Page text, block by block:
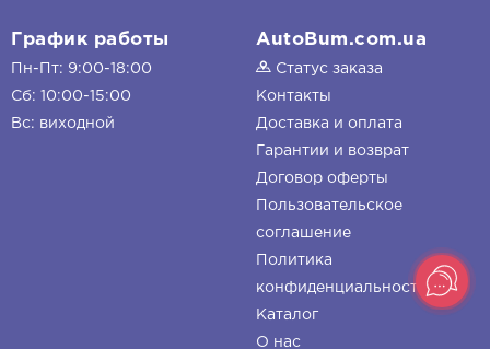
График работы
Пн-Пт: 9:00-18:00
Сб: 10:00-15:00
Вс: виходной
AutoBum.com.ua
Статус заказа
Контакты
Доставка и оплата
Гарантии и возврат
Договор оферты
Пользовательское
соглашение
Политика
конфиденциальности
Каталог
О нас